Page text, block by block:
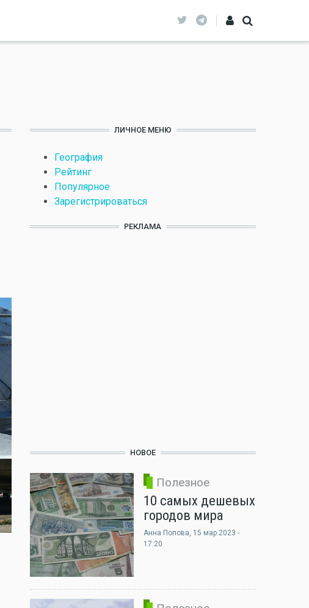
ЛИЧНОЕ МЕНЮ
География
Рейтинг
Популярное
Зарегистрироваться
РЕКЛАМА
НОВОЕ
Полезное
10 самых дешевых
городов мира
Анна Попова, 15 мар 2023 -
17:20